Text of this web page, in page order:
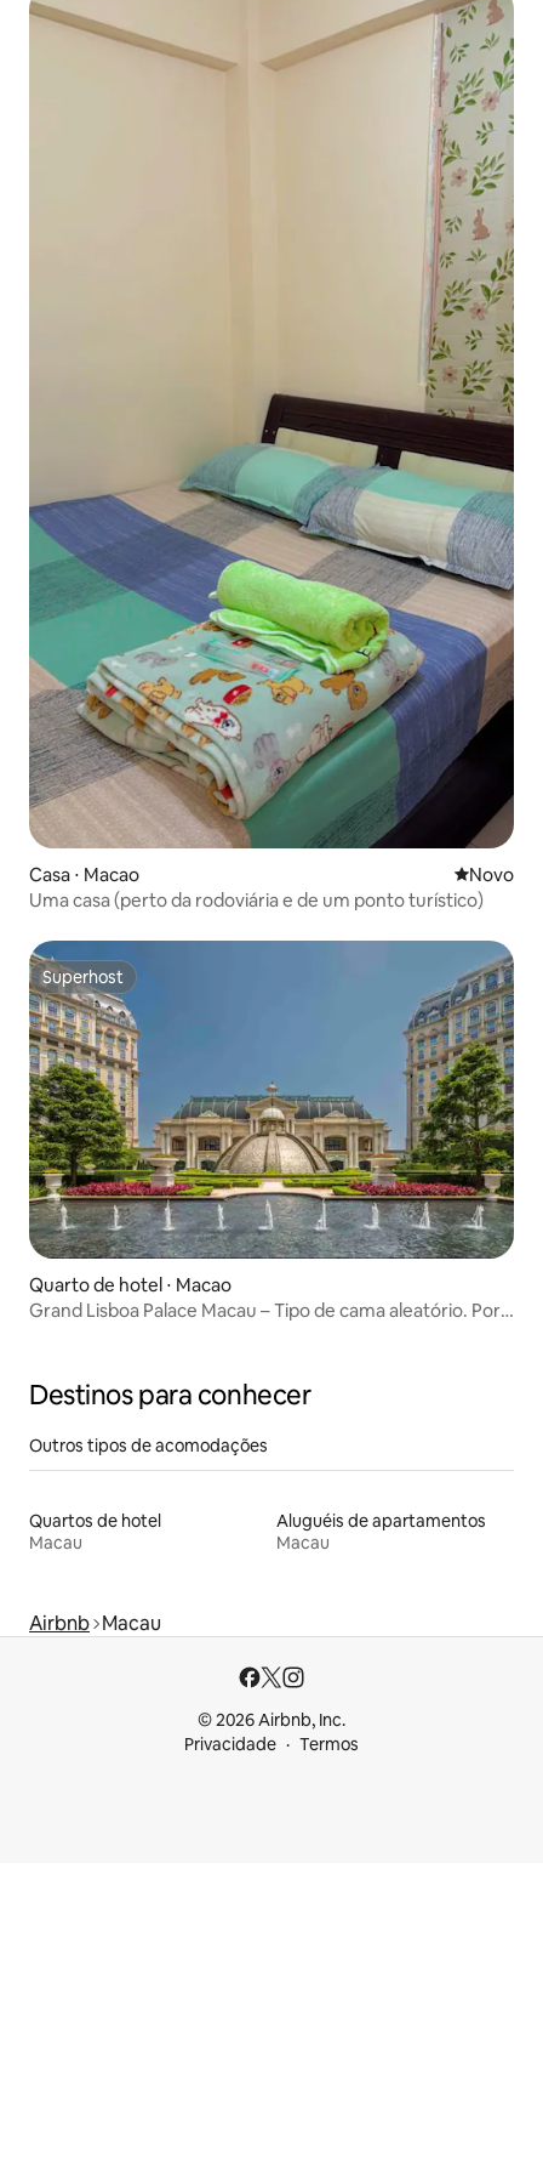
Casa ⋅ Macao Novo
Novo
Uma casa (perto da rodoviária e de um ponto turístico)
Superhost
Superhost
Quarto de hotel ⋅ Macao
Grand Lisboa Palace Macau – Tipo de cama aleatório. Por
Destinos para conhecer
Outros tipos de acomodações
Quartos de hotel
Macau
Aluguéis de apartamentos
Macau
Airbnb Macau
© 2026 Airbnb, Inc.
Privacidade
Termos